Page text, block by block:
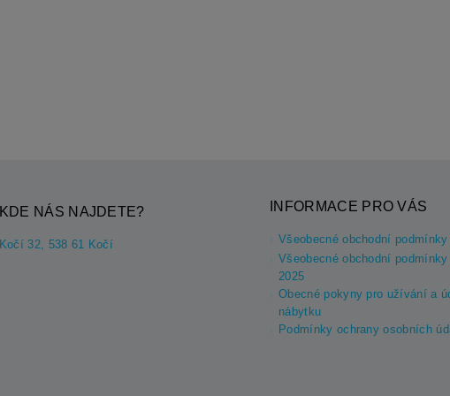
KDE NÁS NAJDETE?
Kočí 32, 538 61 Kočí
INFORMACE PRO VÁS
Všeobecné obchodní podmínky
Všeobecné obchodní
2025
Obecné pokyny pro užívání a
nábytku
Podmínky ochrany osobních